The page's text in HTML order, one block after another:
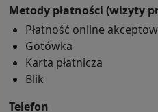
Metody płatności (wizyty
Płatność online
Gotówka
Karta płatnicza
Blik
Telefon